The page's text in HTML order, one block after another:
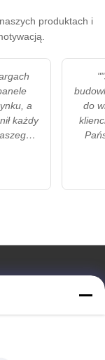
produktach i
a
każdy
do